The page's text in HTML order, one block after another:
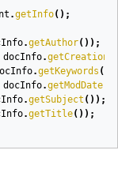
.getInfo();
.getAuthor());
docInfo.
.getKeywords
docInfo.getModDate
.getSubject ());
.getTitle());